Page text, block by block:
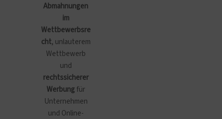
Abmahnungen
im
Wettbewerbsre
cht, unlauterem
Wettbewerb
und
rechtssicherer
Werbungfür
Unternehmen
und Online-